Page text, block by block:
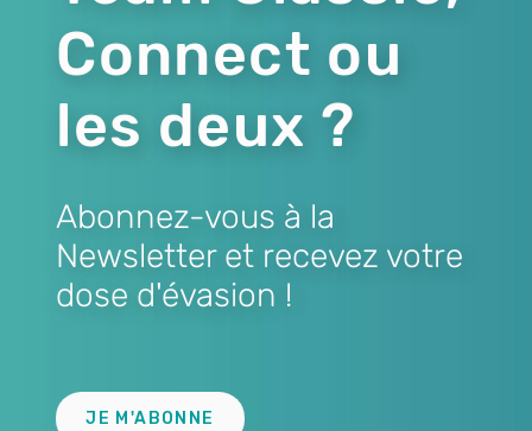
Connect ou
les deux ?
Abonnez-vous à la
Newsletter et recevez votre
dose d'évasion !
JE M'ABONNE